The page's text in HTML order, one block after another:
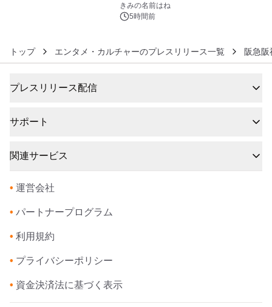
きみの名前はね
5時間前
トップ エンタメ・カルチャーのプレスリリース一覧 阪急
プレスリリース配信
サポート
関連サービス
• 運営会社
• パートナープログラム
• 利用規約
• プライバシーポリシー
• 資金決済法に基づく表示